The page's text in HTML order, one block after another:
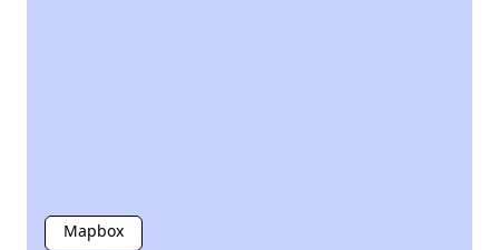
Mapbox